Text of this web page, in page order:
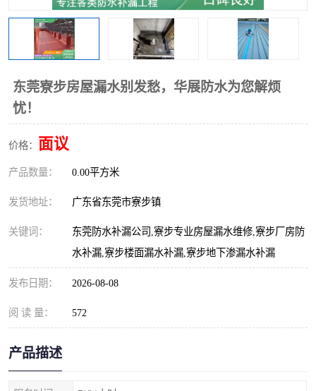
东莞寮步房屋漏水别发愁，华展防水为您解烦
忧！
价格： 面议
产品数量： 0.00平方米
发货地址： 广东省东莞市寮步镇
关键词：
东莞防水补漏公司,寮步专业房屋漏水维修,寮步厂房防
水补漏,寮步楼面漏水补漏,寮步地下渗漏水补漏
发布日期： 2026-08-08
阅 读 量： 572
产品描述